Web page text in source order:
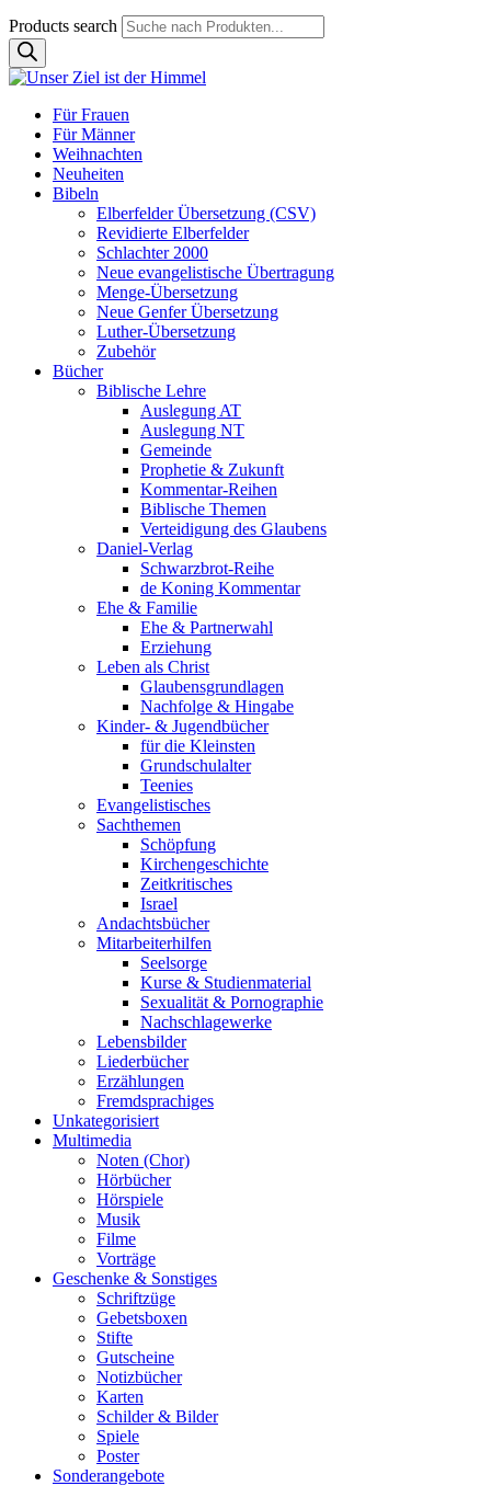
Products search
Für Frauen
Für Männer
Weihnachten
Neuheiten
Bibeln
Elberfelder Übersetzung (CSV)
Revidierte Elberfelder
Schlachter 2000
Neue evangelistische Übertragung
Menge-Übersetzung
Neue Genfer Übersetzung
Luther-Übersetzung
Zubehör
Bücher
Biblische Lehre
Auslegung AT
Auslegung NT
Gemeinde
Prophetie & Zukunft
Kommentar-Reihen
Biblische Themen
Verteidigung des Glaubens
Daniel-Verlag
Schwarzbrot-Reihe
de Koning Kommentar
Ehe & Familie
Ehe & Partnerwahl
Erziehung
Leben als Christ
Glaubensgrundlagen
Nachfolge & Hingabe
Kinder- & Jugendbücher
für die Kleinsten
Grundschulalter
Teenies
Evangelistisches
Sachthemen
Schöpfung
Kirchengeschichte
Zeitkritisches
Israel
Andachtsbücher
Mitarbeiterhilfen
Seelsorge
Kurse & Studienmaterial
Sexualität & Pornographie
Nachschlagewerke
Lebensbilder
Liederbücher
Erzählungen
Fremdsprachiges
Unkategorisiert
Multimedia
Noten (Chor)
Hörbücher
Hörspiele
Musik
Filme
Vorträge
Geschenke & Sonstiges
Schriftzüge
Gebetsboxen
Stifte
Gutscheine
Notizbücher
Karten
Schilder & Bilder
Spiele
Poster
Sonderangebote